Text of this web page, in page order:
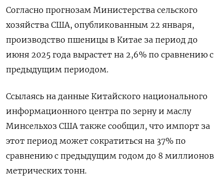
Согласно прогнозам Министерства сельского
хозяйства США, опубликованным 22 января,
производство пшеницы в Китае за период до
июня 2025 года вырастет на 2,6% по сравнению с
предыдущим периодом.
Ссылаясь на данные Китайского национального
информационного центра по зерну и маслу
Минсельхоз США также сообщил, что импорт за
этот период может сократиться на 37% по
сравнению с предыдущим годом до 8 миллионов
метрических тонн.